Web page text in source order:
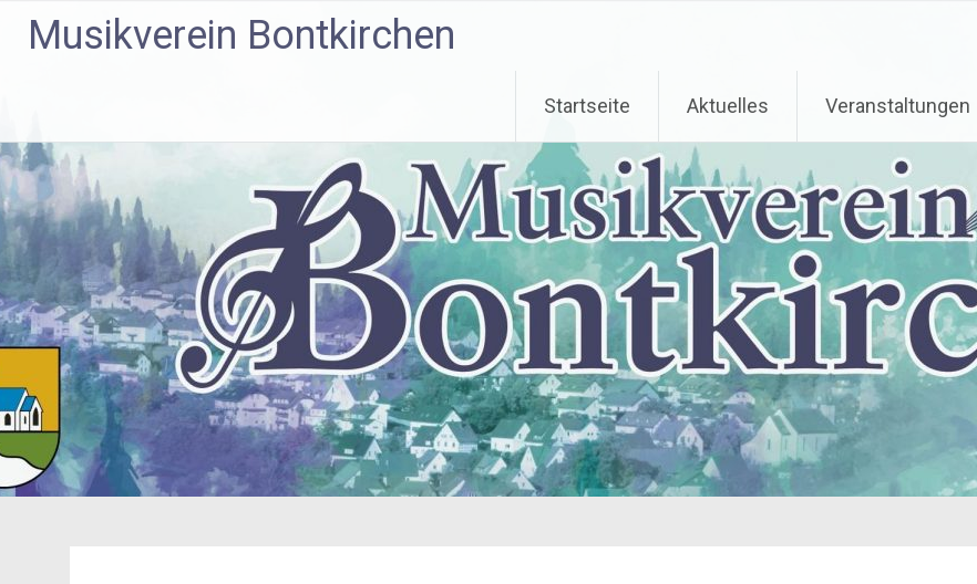
InhaltMusikverein Bontkirchen
Startseite Aktuelles Veranstaltungen